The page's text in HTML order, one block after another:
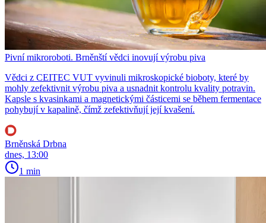
Pivní mikroroboti. Brněnští vědci inovují výrobu piva
Vědci z CEITEC VUT vyvinuli mikroskopické bioboty, které by
mohly zefektivnit výrobu piva a usnadnit kontrolu kvality potravin.
Kapsle s kvasinkami a magnetickými částicemi se během fermentace
pohybují v kapalině, čímž zefektivňují její kvašení.
Brněnská Drbna
dnes, 13:00
1 min